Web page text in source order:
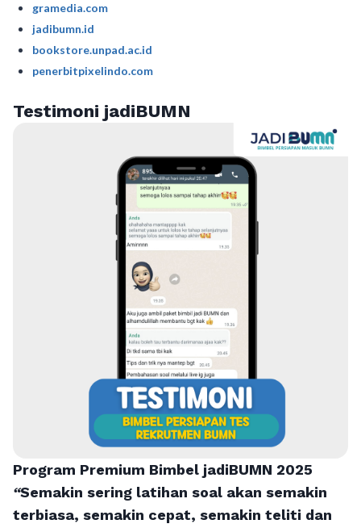
gramedia.com
jadibumn.id
bookstore.unpad.ac.id
penerbitpixelindo.com
Testimoni jadiBUMN
Program Premium Bimbel jadiBUMN 2025
“Semakin sering latihan soal akan semakin
terbiasa, semakin cepat, semakin teliti dan